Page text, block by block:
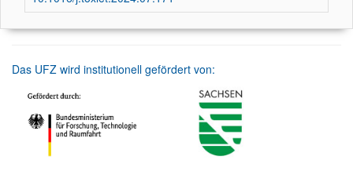
Das UFZ wird institutionell gefördert von: